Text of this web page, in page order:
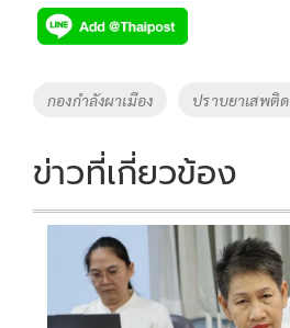
e
b
o
k
tt
er
p
y
k
Tags
กองกำลังผาเมือง ปราบยาเสพติด
ข่าวที่เกี่ยวข้อง